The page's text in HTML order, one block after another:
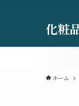
化粧
ホーム